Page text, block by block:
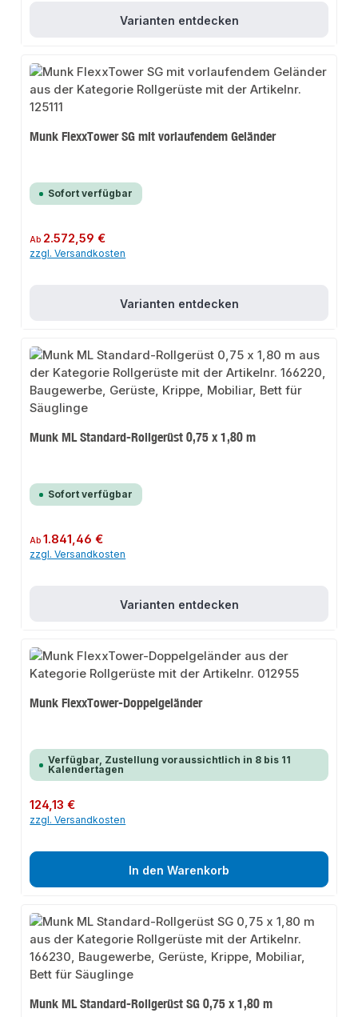
Varianten entdecken
Munk FlexxTower SG mit vorlaufendem Geländer
Sofort verfügbar
Regulärer Preis:
Ab 2.572,59 €
zzgl. Versandkosten
Varianten entdecken
Munk ML Standard-Rollgerüst 0,75 x 1,80 m
Sofort verfügbar
Regulärer Preis:
Ab1.841,46 €
zzgl. Versandkosten
Varianten entdecken
Munk FlexxTower-Doppelgeländer
Verfügbar, Zustellung voraussichtlich in 8 bis 11
Kalendertagen
Regulärer Preis:
124,13 €
zzgl. Versandkosten
In den Warenkorb
Munk ML Standard-Rollgerüst SG 0,75 x 1,80 m